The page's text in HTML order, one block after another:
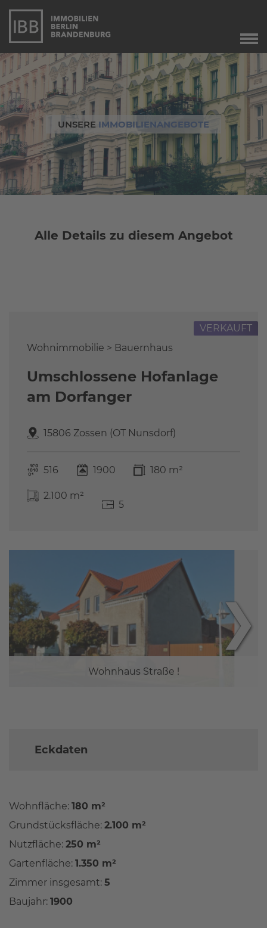
Start
Verkauf
Immobilienverkauf
Marketing
Immobilienbewertung
Unser Service
Leibrente
Dringend gesucht
Angebote
Leistungen
Stellenangebote
Kontakt
UNSERE IMMOBILIENANGEBOTE
Alle Details zu diesem Angebot
Wohnimmobilie > Bauernhaus
VERKAUFT
Umschlossene Hofanlage
am Dorfanger
15806 Zossen (OT Nunsdorf)
516 1900 180 m²
2.100 m²
5
Wohnhaus Straße !
❯
Eckdaten
Wohnfläche: 180 m²
Grundstücksfläche: 2.100 m²
Nutzfläche: 250 m²
Gartenfläche: 1.350 m²
Zimmer insgesamt: 5
Baujahr: 1900